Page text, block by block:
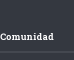
Comunidad